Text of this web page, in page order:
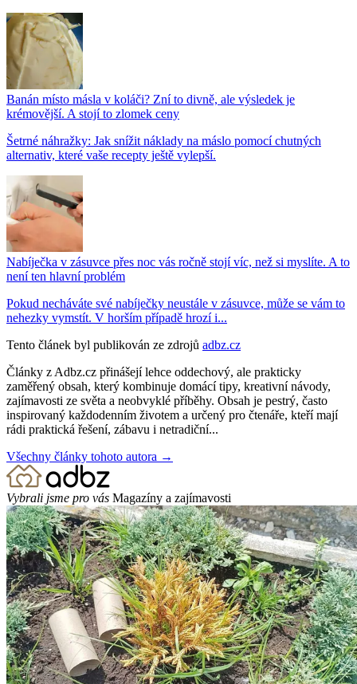
Banán místo másla v koláči? Zní to divně, ale výsledek je
krémovější. A stojí to zlomek ceny
Šetrné náhražky: Jak snížit náklady na máslo pomocí chutných
alternativ, které vaše recepty ještě vylepší.
Nabíječka v zásuvce přes noc vás ročně stojí víc, než si myslíte. A to
není ten hlavní problém
Pokud necháváte své nabíječky neustále v zásuvce, může se vám to
nehezky vymstít. V horším případě hrozí i...
Tento článek byl publikován ze zdrojů adbz.cz
Články z Adbz.cz přinášejí lehce oddechový, ale prakticky
zaměřený obsah, který kombinuje domácí tipy, kreativní návody,
zajímavosti ze světa a neobvyklé příběhy. Obsah je pestrý, často
inspirovaný každodenním životem a určený pro čtenáře, kteří mají
rádi praktická řešení, zábavu i netradiční...
Všechny články tohoto autora →
Vybrali jsme pro vás Magazíny a zajímavosti